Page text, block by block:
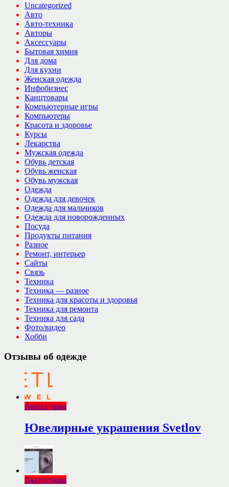
Uncategorized
Авто
Авто-техника
Авторы
Аксессуары
Бытовая химия
Для дома
Для кухни
Женская одежда
Инфобизнес
Канцтовары
Компьютерные игры
Компьютеры
Красота и здоровье
Курсы
Лекарства
Мужская одежда
Обувь детская
Обувь женская
Обувь мужская
Одежда
Одежда для девочек
Одежда для мальчиков
Одежда для новорожденных
Посуда
Продукты питания
Разное
Ремонт, интерьер
Сайты
Связь
Техника
Техника — разное
Техника для красоты и здоровья
Техника для ремонта
Техника для сада
Фото/видео
Хобби
Отзывы об одежде
Аксессуары
Ювелирные украшения Svetlov
Аксессуары